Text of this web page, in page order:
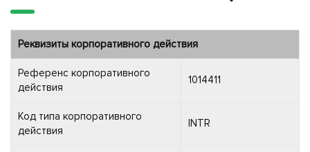
Реквизиты корпоративного действия
Референс корпоративного
действия
1014411
Код типа корпоративного
действия
INTR